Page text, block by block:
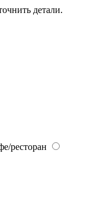
детали.
ресторан